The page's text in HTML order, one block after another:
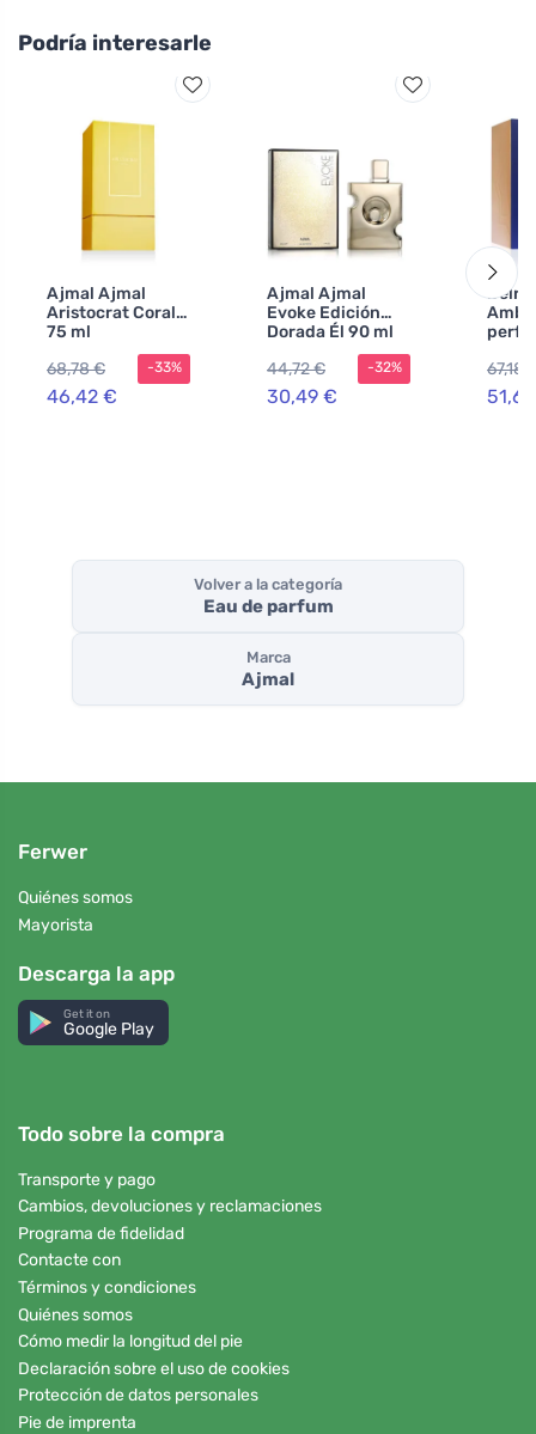
Podría interesarle
Ajmal Ajmal
Aristocrat Coral
75 ml
68,78 €
46,42 €
-33%
Ajmal Ajmal
Evoke Edición
Dorada Él 90 ml
44,72 €
30,49 €
-32%
67,18
Volver a la categoría
Eau de parfum
Marca
Ajmal
Ferwer
Quiénes somos
Mayorista
Descarga la app
Get it on
Google Play
Todo sobre la compra
Transporte y pago
Cambios, devoluciones y reclamaciones
Programa de fidelidad
Contacte con
Términos y condiciones
Quiénes somos
Cómo medir la longitud del pie
Declaración sobre el uso de cookies
Protección de datos personales
Pie de imprenta